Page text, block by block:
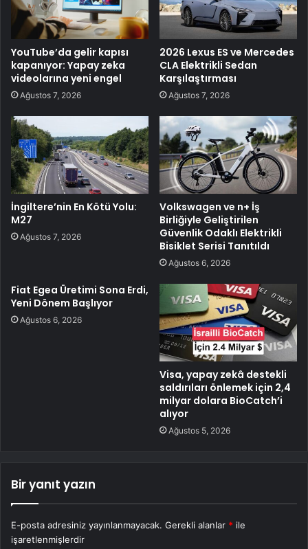
YouTube’da gelir kapısı
kapanıyor: Yapay zeka
videolarına yeni engel
Ağustos 7, 2026
2026 Lexus ES ve Mercedes
CLA Elektrikli Sedan
Karşılaştırması
Ağustos 7, 2026
İngiltere’nin En Kötü Yolu:
M27
Ağustos 7, 2026
Volkswagen ve n+ İş
Birliğiyle Geliştirilen
Güvenlik Odaklı Elektrikli
Bisiklet Serisi Tanıtıldı
Ağustos 6, 2026
Fiat Egea Üretimi Sona Erdi,
Yeni Dönem Başlıyor
Ağustos 6, 2026
Visa, yapay zekâ destekli
saldırıları önlemek için 2,4
milyar dolara BioCatch’i
alıyor
Ağustos 5, 2026
Bir yanıt yazın
E-posta adresiniz yayınlanmayacak. Gerekli alanlar * ile
işaretlenmişlerdir